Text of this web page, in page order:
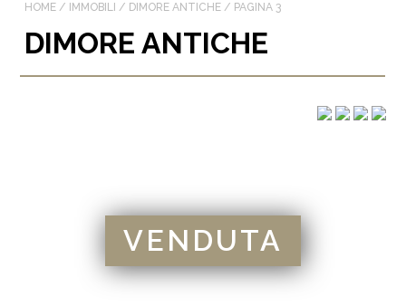
HOME / IMMOBILI / DIMORE ANTICHE / PAGINA 3
DIMORE ANTICHE
VENDUTA